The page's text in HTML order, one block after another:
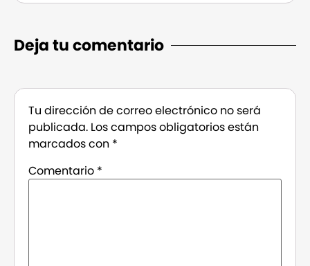
Deja tu comentario
Tu dirección de correo electrónico no será
publicada. Los campos obligatorios están
marcados con *
Comentario *